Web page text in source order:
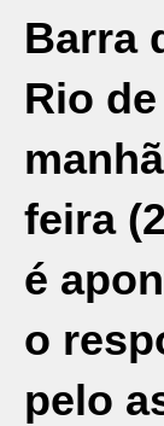
Barra
Rio
feira
é
o
pelo